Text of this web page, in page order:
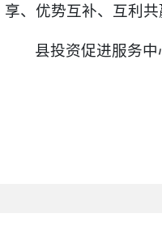
享、优势互补、互利
县投资促进服务中